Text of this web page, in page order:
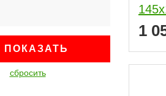
ПОКАЗАТЬ
сбросить
1